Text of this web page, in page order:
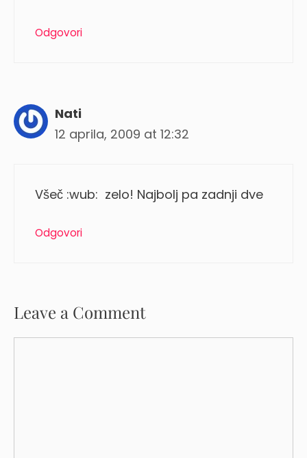
Odgovori
Nati
12 aprila, 2009 at 12:32
Všeč :wub: zelo! Najbolj pa zadnji dve
Odgovori
Leave a Comment